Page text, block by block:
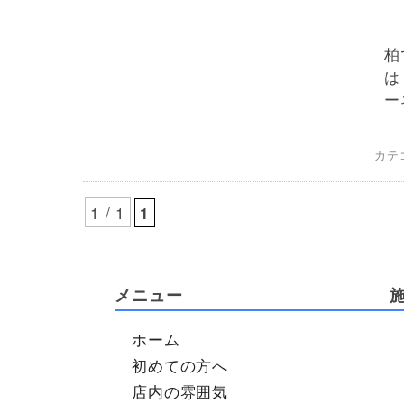
カテ
1 / 1 1
メニュー
ホーム
初めての方へ
店内の雰囲気